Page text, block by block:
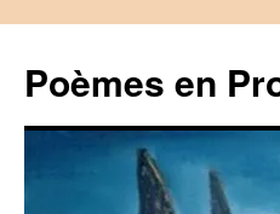
contenu
Poèmes en